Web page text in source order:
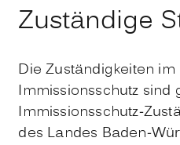
Zuständige
Die Zuständigkeiten im
Immissionsschutz sind
Immissionsschutz-
des Landes Baden-